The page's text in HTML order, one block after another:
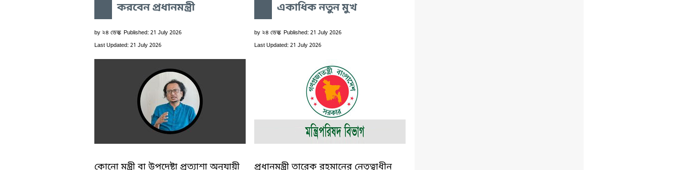
করবেন প্রধানমন্ত্রী
by ২৪ ডেস্ক Published: 21 July 2026
Last Updated: 21 July 2026
কোনো মন্ত্রী বা উপদেষ্টা প্রত্যাশা অনুযায়ী
একাধিক নতুন মুখ
by ২৪ ডেস্ক Published: 21 July 2026
Last Updated: 21 July 2026
প্রধানমন্ত্রী তারেক রহমানের নেতৃত্বাধীন